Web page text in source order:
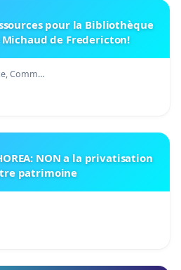
pour la Bibliothèque
de Fredericton!
Comm…
NON a la privatisation
patrimoine